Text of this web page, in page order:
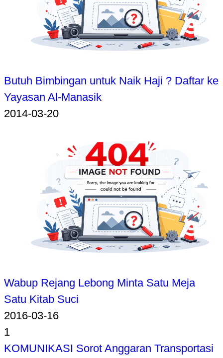
Butuh Bimbingan untuk Naik Haji ? Daftar ke
Yayasan Al-Manasik
2014-03-20
Wabup Rejang Lebong Minta Satu Meja
Satu Kitab Suci
2016-03-16
1
KOMUNIKASI Sorot Anggaran Transportasi